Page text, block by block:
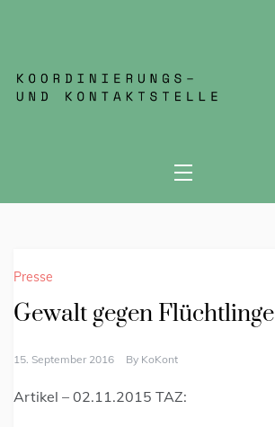
Presse
Gewalt gegen Flüchtlinge
15. September 2016 By KoKont
Artikel – 02.11.2015 TAZ: